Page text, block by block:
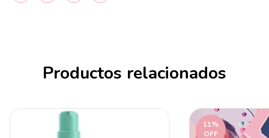
Productos relacionados
11%
OFF